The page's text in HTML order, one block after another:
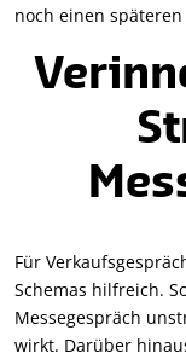
noch einen
Für
Schemas hilfreich.
Messegespräch
wirkt. Darüber